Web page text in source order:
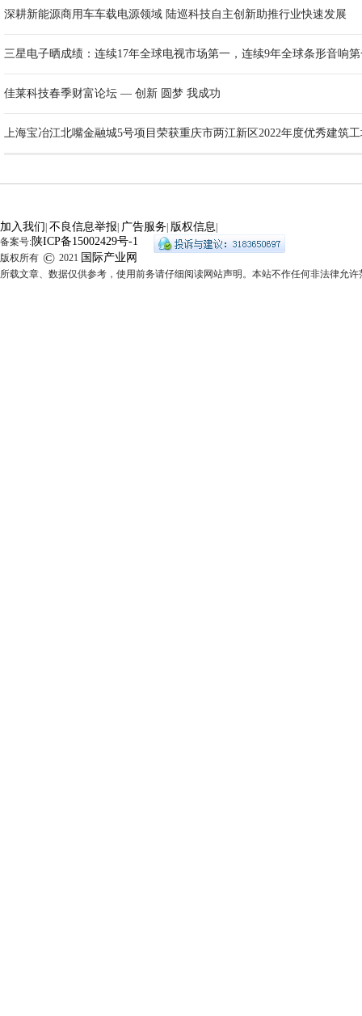
深耕新能源商用车车载电源领域 陆巡科技自主创新助推行业快速发展
三星电子晒成绩：连续17年全球电视市场第一，连续9年全球条形音响
佳莱科技春季财富论坛 — 创新 圆梦 我成功
上海宝冶江北嘴金融城5号项目荣获重庆市两江新区2022年度优秀建筑
加入我们 不良信息举报 广告服务 版权信息
备案号:陕ICP备15002429号-1
版权所有 © 2021 国际产业网
所载文章、数据仅供参考，使用前务请仔细阅读网站声明。本站不作任何非法律允许